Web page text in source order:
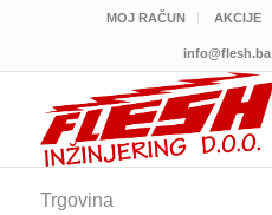
MOJ RAČUN AKCIJE
info@flesh.ba
Trgovina